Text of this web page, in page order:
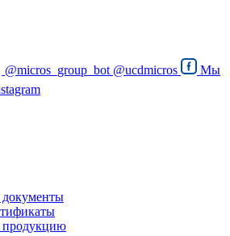
@micros_group_bot @ucdmicros
Мы
документы
продукцию